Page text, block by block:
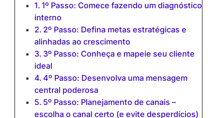
1º Passo: Comece fazendo um diagnóstico
interno
2º Passo: Defina metas estratégicas e
alinhadas ao crescimento
3º Passo: Conheça e mapeie seu cliente
ideal
4º Passo: Desenvolva uma mensagem
central poderosa
5º Passo: Planejamento de canais –
escolha o canal certo (e evite desperdícios)